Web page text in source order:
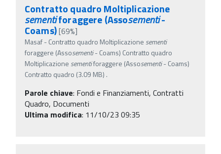
Contratto quadro Moltiplicazione
sementiforaggere (Assosementi-
Coams)[69%]
Masaf - Contratto quadro Moltiplicazione sementi
foraggere (Assosementi- Coams) Contratto quadro
Moltiplicazione sementiforaggere (Assosementi- Coams)
Contratto quadro (3.09 MB) .
Parole chiave: Fondi e Finanziamenti, Contratti
Quadro, Documenti
Ultima modifica: 11/10/23 09:35